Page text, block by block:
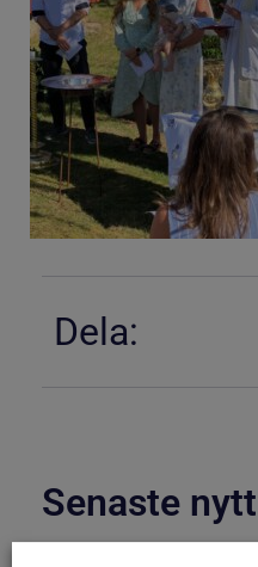
Dela:
Senaste nytt